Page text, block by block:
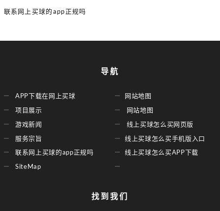
联系网上买球的app正规吗
导航
APP下载在网上买球
项目展示
游戏新闻
服务宗旨
联系网上买球的app正规吗
SiteMap
网站地图
网站地图
线上买球怎么买网页版
线上买球怎么买手机版入口
线上买球怎么买APP下载
找到我们